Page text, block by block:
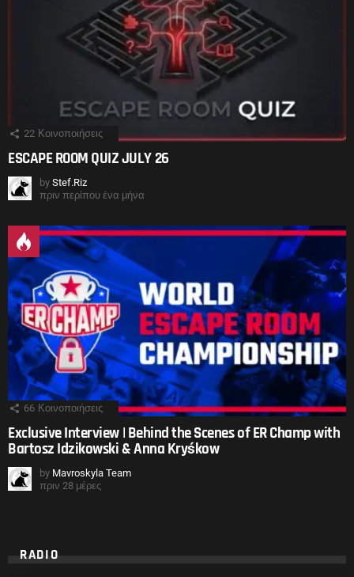
22 Κοινοποιήσεις
ESCAPE ROOM QUIZ JULY 26
by Stef.Riz
πριν περίπου ένα μήνα
66 Κοινοποιήσεις
Exclusive Interview | Behind the Scenes of ER Champ with
Bartosz Idzikowski & Anna Kryśkow
by Mavroskyla Team
πριν 28 μέρες
RADIO